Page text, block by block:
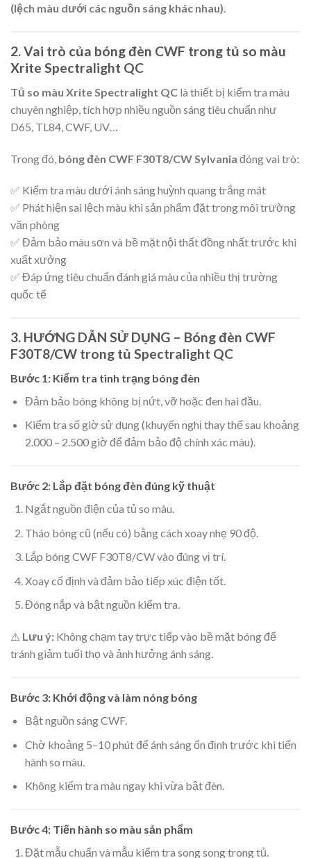
(lệch màu dưới các nguồn sáng khác nhau).
2. Vai trò của bóng đèn CWF trong tủ so màu
Xrite Spectralight QC
Tủ so màu Xrite Spectralight QC là thiết bị kiểm tra màu
chuyên nghiệp, tích hợp nhiều nguồn sáng tiêu chuẩn như
D65, TL84, CWF, UV…
Trong đó, bóng đèn CWF F30T8/CW Sylvania đóng vai trò:
✅ Kiểm tra màu dưới ánh sáng huỳnh quang trắng mát
✅ Phát hiện sai lệch màu khi sản phẩm đặt trong môi trường
văn phòng
✅ Đảm bảo màu sơn và bề mặt nội thất đồng nhất trước khi
xuất xưởng
✅ Đáp ứng tiêu chuẩn đánh giá màu của nhiều thị trường
quốc tế
3. HƯỚNG DẪN SỬ DỤNG – Bóng đèn CWF
F30T8/CW trong tủ Spectralight QC
Bước 1: Kiểm tra tình trạng bóng đèn
Đảm bảo bóng không bị nứt, vỡ hoặc đen hai đầu.
Kiểm tra số giờ sử dụng (khuyến nghị thay thế sau khoảng
2.000 – 2.500 giờ để đảm bảo độ chính xác màu).
Bước 2: Lắp đặt bóng đèn đúng kỹ thuật
Ngắt nguồn điện của tủ so màu.
Tháo bóng cũ (nếu có) bằng cách xoay nhẹ 90 độ.
Lắp bóng CWF F30T8/CW vào đúng vị trí.
Xoay cố định và đảm bảo tiếp xúc điện tốt.
Đóng nắp và bật nguồn kiểm tra.
⚠ Lưu ý: Không chạm tay trực tiếp vào bề mặt bóng để
tránh giảm tuổi thọ và ảnh hưởng ánh sáng.
Bước 3: Khởi động và làm nóng bóng
Bật nguồn sáng CWF.
Chờ khoảng 5–10 phút để ánh sáng ổn định trước khi tiến
hành so màu.
Không kiểm tra màu ngay khi vừa bật đèn.
Bước 4: Tiến hành so màu sản phẩm
Đặt mẫu chuẩn và mẫu kiểm tra song song trong tủ.